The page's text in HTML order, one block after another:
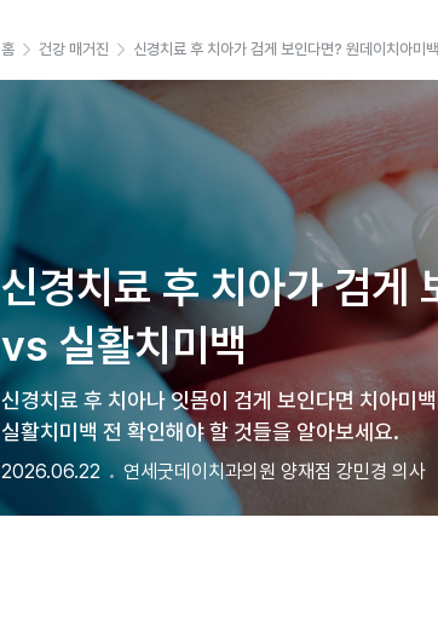
홈 건강 매거진 신경치료 후 치아가 검게 보인다면? 원데이치아미
신경치료 후 치아가 검게
vs 실활치미백
신경치료 후 치아나 잇몸이 검게 보인다면 치아미
실활치미백 전 확인해야 할 것들을 알아보세요.
2026.06.22 연세굿데이치과의원 양재점 강민경 의사